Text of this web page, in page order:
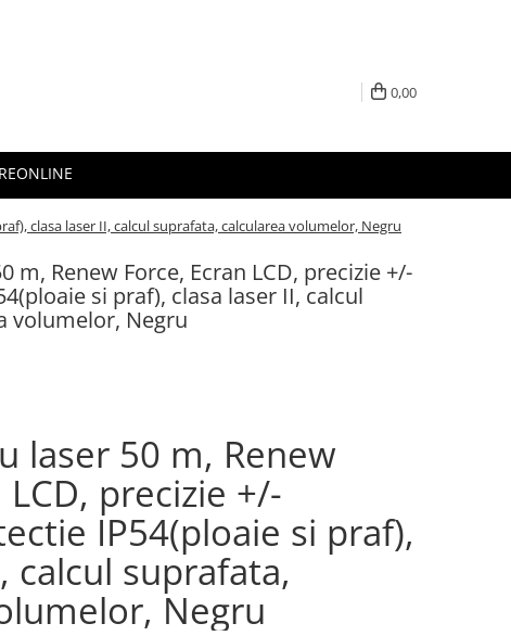
0,00
clasa laser II, calcul suprafata, calcularea volumelor, Negru
m, Renew Force, Ecran LCD, precizie +/-
si praf), clasa laser II, calcul
volumelor, Negru
laser 50 m, Renew
LCD, precizie +/-
IP54(ploaie si praf),
calcul suprafata,
Negru